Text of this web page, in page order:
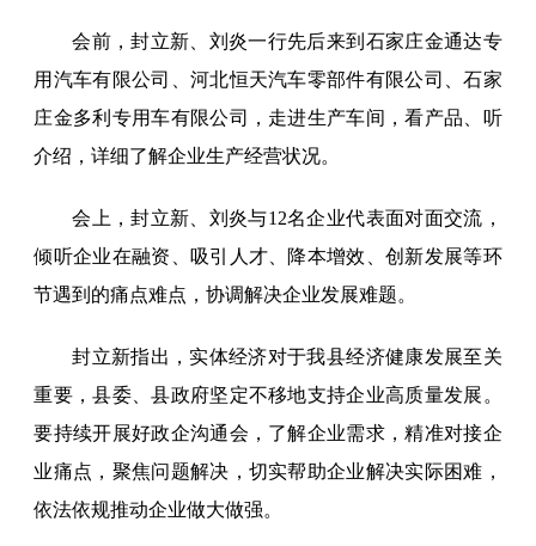
会前，封立新、刘炎一行先后来到石家庄金通达专
用汽车有限公司、河北恒天汽车零部件有限公司、石家
庄金多利专用车有限公司，走进生产车间，看产品、听
介绍，详细了解企业生产经营状况。
会上，封立新、刘炎与12名企业代表面对面交流，
倾听企业在融资、吸引人才、降本增效、创新发展等环
节遇到的痛点难点，协调解决企业发展难题。
封立新指出，实体经济对于我县经济健康发展至关
重要，县委、县政府坚定不移地支持企业高质量发展。
要持续开展好政企沟通会，了解企业需求，精准对接企
业痛点，聚焦问题解决，切实帮助企业解决实际困难，
依法依规推动企业做大做强。